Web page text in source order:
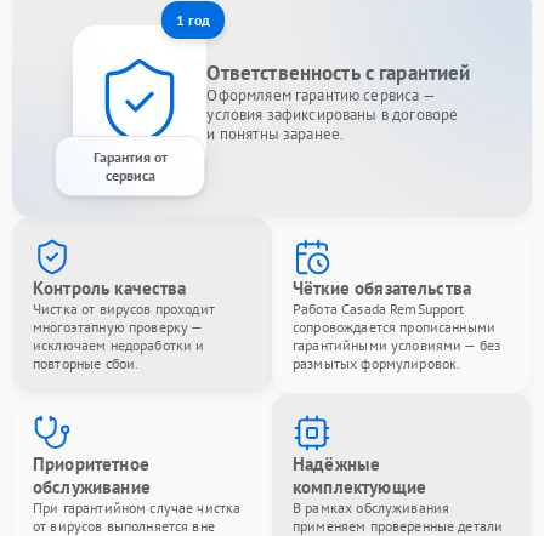
1 год
Гарантия от
сервиса
Ответственность с гарантией
Оформляем гарантию сервиса —
условия зафиксированы в договоре
и понятны заранее.
Контроль качества
Чистка от вирусов проходит
многоэтапную проверку —
исключаем недоработки и
повторные сбои.
Чёткие обязательства
Работа Casada RemSupport
сопровождается прописанными
гарантийными условиями — без
размытых формулировок.
Приоритетное
обслуживание
При гарантийном случае чистка
от вирусов выполняется вне
Надёжные
комплектующие
В рамках обслуживания
применяем проверенные детали